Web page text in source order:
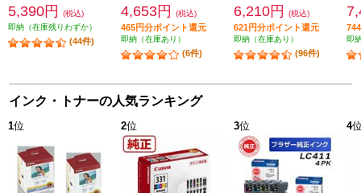
5,390円
(税込)
即納（在庫残りわずか）
(44件)
4,653円 (税込)
465円分ポイント還元
即納（在庫あり）
(6件)
6,210円 (税込)
621円分ポイント還元
即納（在庫あり）
(96件)
即
インク・トナーの人気ランキング
1位 2位 3位 4